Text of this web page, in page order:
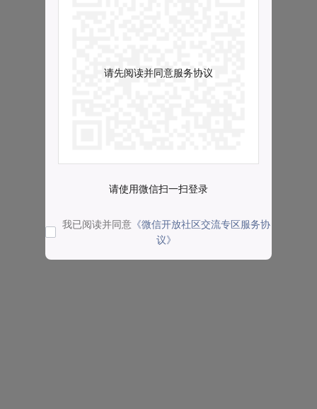
请先阅读并同意服务协议
请使用微信扫一扫登录
我已阅读并同意 《微信开放社区交流专区服务协
议》